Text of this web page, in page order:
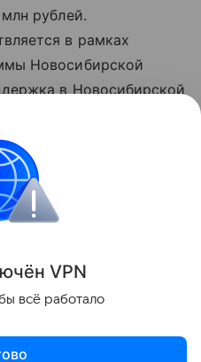
рублей.
в рамках
Новосибирской
в Новосибирской
автомобили вручены
Поделиться
ён VPN
всё работало